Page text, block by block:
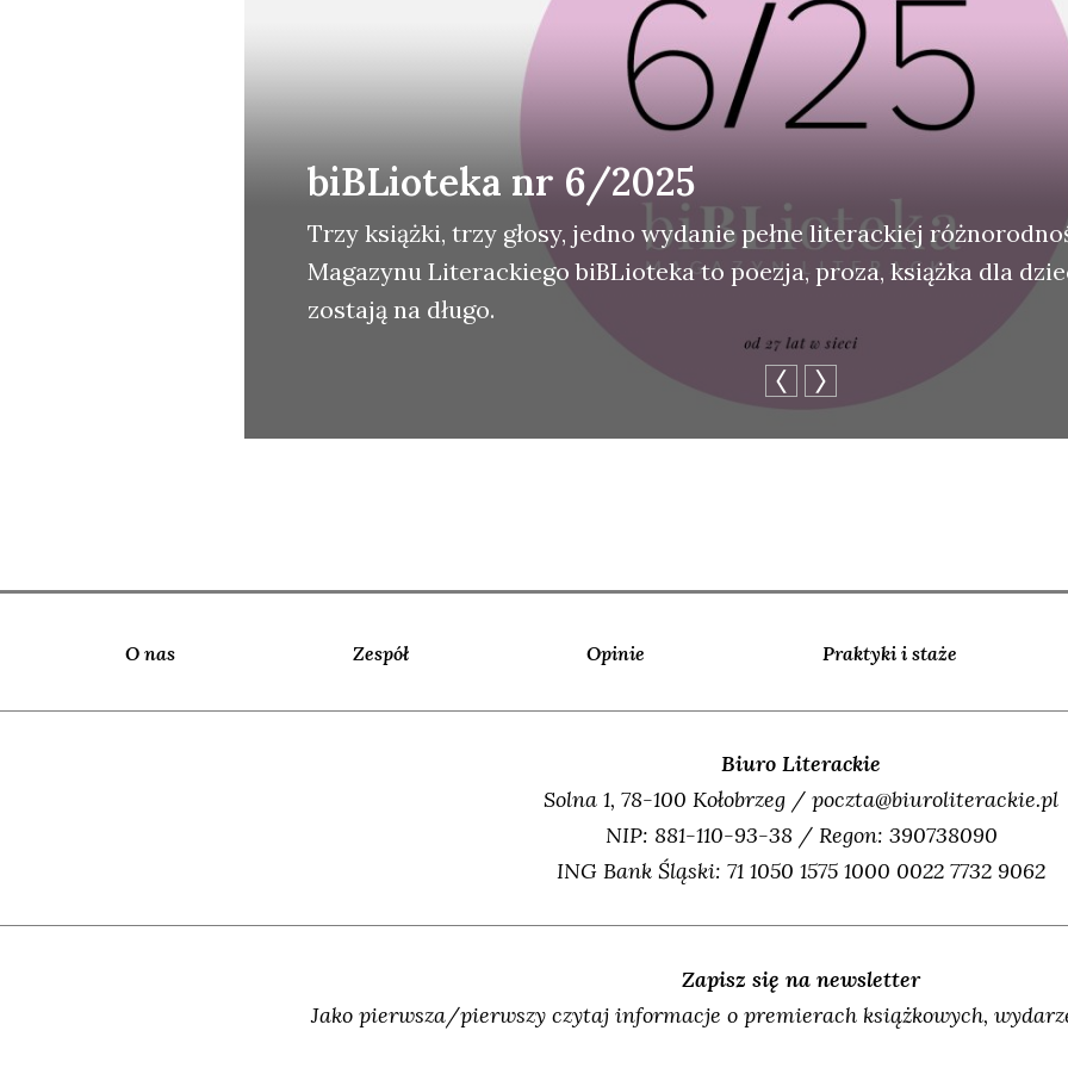
biBLioteka nr 6/2025
Trzy książ­ki, trzy gło­sy, jed­no wyda­nie peł­ne lite­rac­kiej
Maga­zy­nu Lite­rac­kie­go biBLio­te­ka to poezja, pro­za, książ­ka dla
zosta­ją na dłu­go.
O nas Zespół Opinie Praktyki i staże
Biuro Literackie
Solna 1, 78-100 Kołobrzeg / poczta@biuroliterackie.pl
NIP: 881-110-93-38 / Regon: 390738090
ING Bank Śląski: 71 1050 1575 1000 0022 7732 9062
Zapisz się na newsletter
Jako pierwsza/pierwszy czytaj informacje o premierach książkowych,